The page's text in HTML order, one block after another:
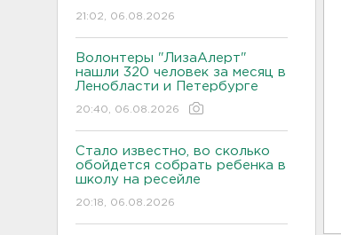
21:02, 06.08.2026
Волонтеры "ЛизаАлерт"
нашли 320 человек за месяц в
Ленобласти и Петербурге
20:40, 06.08.2026
Стало известно, во сколько
обойдется собрать ребенка в
школу на ресейле
20:18, 06.08.2026